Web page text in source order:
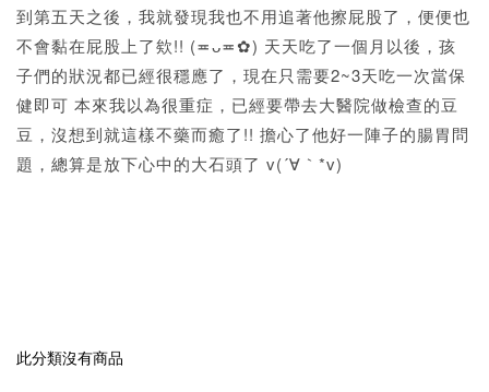
到第五天之後，我就發現我也不用追著他擦屁股了，便便也
不會黏在屁股上了欸!! (≖ᴗ≖✿) 天天吃了一個月以後，孩
子們的狀況都已經很穩應了，現在只需要2~3天吃一次當保
健即可 本來我以為很重症，已經要帶去大醫院做檢查的豆
豆，沒想到就這樣不藥而癒了!! 擔心了他好一陣子的腸胃問
題，總算是放下心中的大石頭了 v(´∀｀*v)
此分類沒有商品